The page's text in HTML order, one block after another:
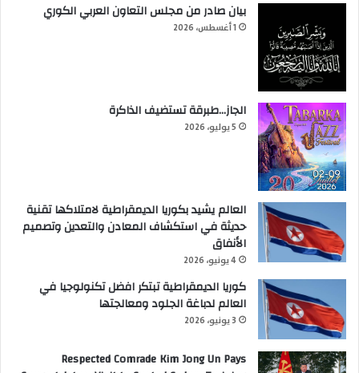
بيان صادر من مجلس التعاون العربي الكوري
1 أغسطس، 2026
الجاز…طبرقة تستضيف الذاكرة
5 يوليو، 2026
العالم يشيد بكوريا الديمقراطية لامتلاكها تقنية
حديثة في استكشاف المعادن والتعدين وتصميم
الأنفاق
4 يونيو، 2026
كوريا الديمقراطية تبتكر افضل تكنولوجيا في
العالم لدباغة الجلود ومعالجتها
3 يونيو، 2026
Respected Comrade Kim Jong Un Pays